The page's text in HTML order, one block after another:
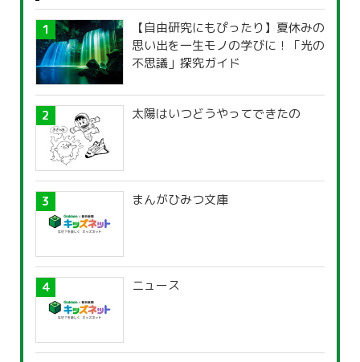
【自由研究にもぴったり】夏休みの
思い出を一生モノの学びに！「光の
不思議」探究ガイド
太陽はいつどうやってできたの
まんがひみつ文庫
ニュース